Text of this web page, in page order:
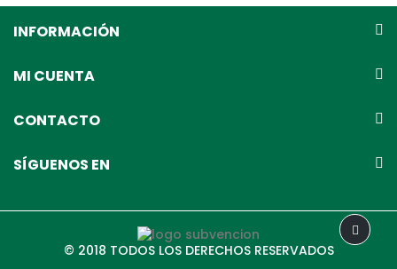
INFORMACIÓN
MI CUENTA
CONTACTO
SÍGUENOS EN
© 2018 TODOS LOS DERECHOS RESERVADOS